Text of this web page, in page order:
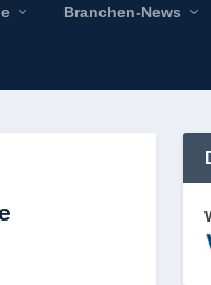
Branchen-News